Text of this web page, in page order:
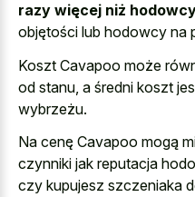
razy więcej niż
objętości lub hodowcy na
Koszt Cavapoo może
od stanu, a średni koszt
wybrzeżu.
Na cenę Cavapoo mogą
czynniki jak reputacja
czy kupujesz szczeniaka